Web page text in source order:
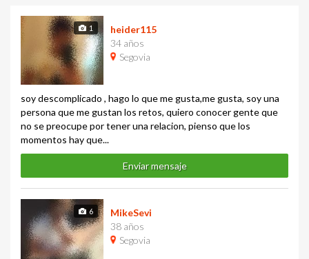
1
heider115
34 años
Segovia
soy descomplicado , hago lo que me gusta,me gusta, soy una
persona que me gustan los retos, quiero conocer gente que
no se preocupe por tener una relacion, pienso que los
momentos hay que...
Enviar mensaje
6
MikeSevi
38 años
Segovia